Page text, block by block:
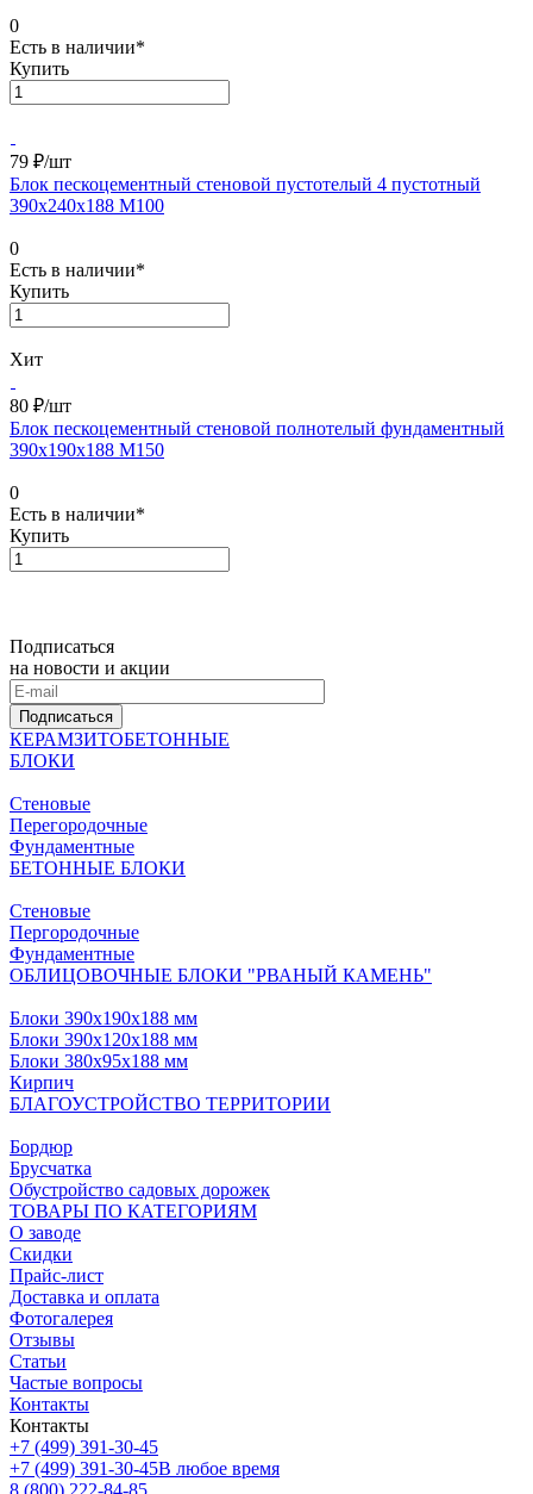
0
Есть в наличии*
Купить
79 ₽/шт
Блок пескоцементный стеновой пустотелый 4 пустотный
390х240х188 М100
0
Есть в наличии*
Купить
Хит
80 ₽/шт
Блок пескоцементный стеновой полнотелый фундаментный
390х190х188 М150
0
Есть в наличии*
Купить
Подписаться
на новости и акции
Подписаться
КЕРАМЗИТОБЕТОННЫЕ
БЛОКИ
Стеновые
Перегородочные
Фундаментные
БЕТОННЫЕ БЛОКИ
Стеновые
Пергородочные
Фундаментные
ОБЛИЦОВОЧНЫЕ БЛОКИ "РВАНЫЙ КАМЕНЬ"
Блоки 390х190х188 мм
Блоки 390х120х188 мм
Блоки 380х95х188 мм
Кирпич
БЛАГОУСТРОЙСТВО ТЕРРИТОРИИ
Бордюр
Брусчатка
Обустройство садовых дорожек
ТОВАРЫ ПО КАТЕГОРИЯМ
О заводе
Скидки
Прайс-лист
Доставка и оплата
Фотогалерея
Отзывы
Статьи
Частые вопросы
Контакты
Контакты
+7 (499) 391-30-45
+7 (499) 391-30-45В любое время
8 (800) 222-84-85